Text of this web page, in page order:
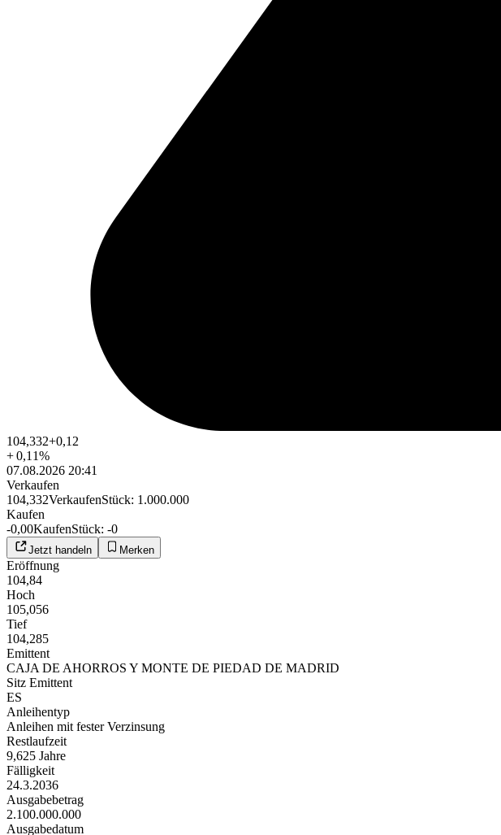
104,332+0,12
+0,11%
07.08.2026 20:41
Verkaufen
104,332VerkaufenStück: 1.000.000
Kaufen
-0,00KaufenStück: -0
Jetzt handeln Merken
Eröffnung
104,84
Hoch
105,056
Tief
104,285
Emittent
CAJA DE AHORROS Y MONTE DE PIEDAD DE MADRID
Sitz Emittent
ES
Anleihentyp
Anleihen mit fester Verzinsung
Restlaufzeit
9,625 Jahre
Fälligkeit
24.3.2036
Ausgabebetrag
2.100.000.000
Ausgabedatum